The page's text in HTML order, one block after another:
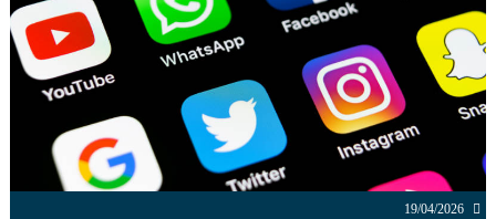
19/04/2026